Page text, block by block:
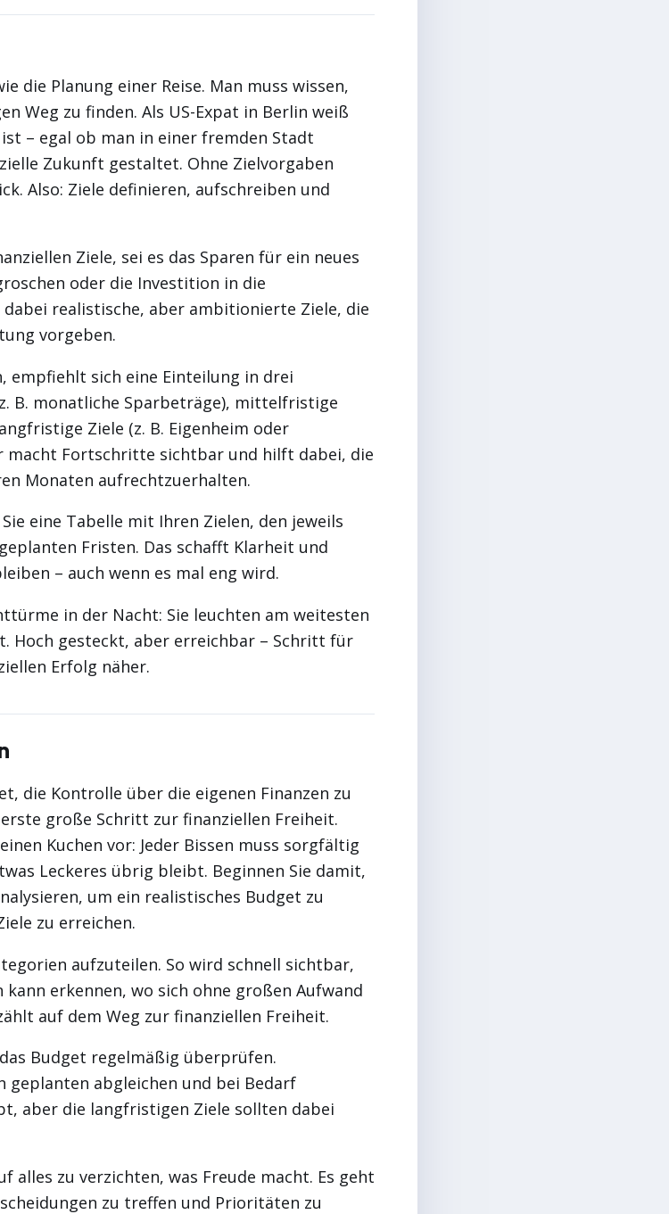
die Planung einer Reise. Man muss wissen,
Weg zu finden. Als US-Expat in Berlin weiß
– egal ob man in einer fremden Stadt
Zukunft gestaltet. Ohne Zielvorgaben
Also: Ziele definieren, aufschreiben und
Ziele, sei es das Sparen für ein neues
oder die Investition in die
dabei realistische, aber ambitionierte Ziele, die
vorgeben.
empfiehlt sich eine Einteilung in drei
B. monatliche Sparbeträge), mittelfristige
Ziele (z. B. Eigenheim oder
macht Fortschritte sichtbar und hilft dabei, die
Monaten aufrechtzuerhalten.
eine Tabelle mit Ihren Zielen, den jeweils
Fristen. Das schafft Klarheit und
– auch wenn es mal eng wird.
in der Nacht: Sie leuchten am weitesten
Hoch gesteckt, aber erreichbar – Schritt für
Erfolg näher.
die Kontrolle über die eigenen Finanzen zu
große Schritt zur finanziellen Freiheit.
Kuchen vor: Jeder Bissen muss sorgfältig
Leckeres übrig bleibt. Beginnen Sie damit,
um ein realistisches Budget zu
zu erreichen.
aufzuteilen. So wird schnell sichtbar,
erkennen, wo sich ohne großen Aufwand
auf dem Weg zur finanziellen Freiheit.
Budget regelmäßig überprüfen.
geplanten abgleichen und bei Bedarf
aber die langfristigen Ziele sollten dabei
alles zu verzichten, was Freude macht. Es geht
zu treffen und Prioritäten zu